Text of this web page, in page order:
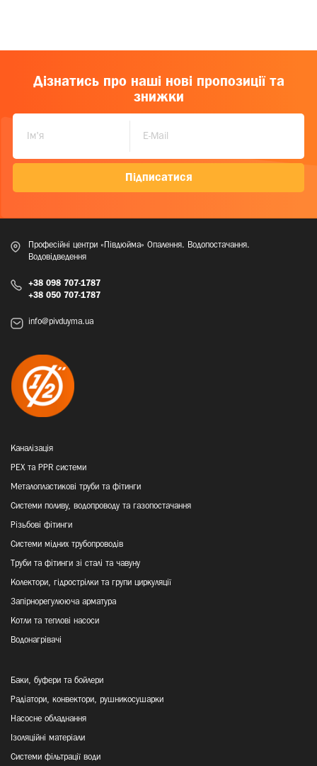
Дізнатись про наші нові пропозиції та
знижки
Підписатися
Професійні центри «Півдюйма» Опалення. Водопостачання.
Водовідведення
+38 098 707-1787
+38 050 707-1787
info@pivduyma.ua
Каналізація
PEX та PPR системи
Металопластикові труби та фітинги
Системи поливу, водопроводу та газопостачання
Різьбові фітинги
Системи мідних трубопроводів
Труби та фітинги зі сталі та чавуну
Колектори, гідрострілки та групи циркуляції
Запірнорегулююча арматура
Котли та теплові насоси
Водонагрівачі
Баки, буфери та бойлери
Радіатори, конвектори, рушникосушарки
Насосне обладнання
Ізоляційні матеріали
Системи фільтрації води